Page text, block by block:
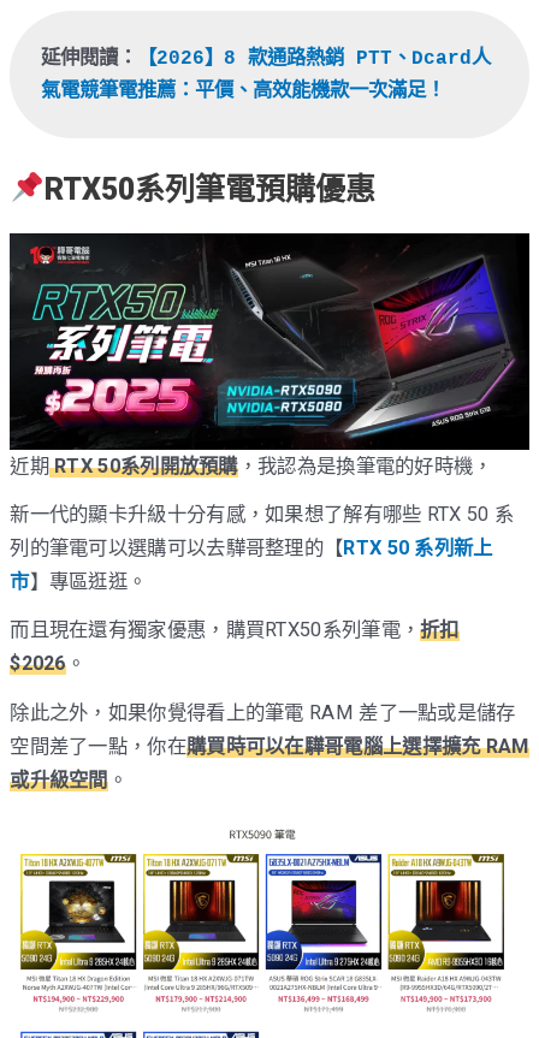
延伸閱讀：
【2026】8 款通路熱銷 PTT、Dcard人
氣電競筆電推薦：平價、高效能機款一次滿足！
RTX50系列筆電預購優惠
近期RTX 50系列開放預購，我認為是換筆電的好時機，
新一代的顯卡升級十分有感，如果想了解有哪些 RTX 50 系
列的筆電可以選購可以去驊哥整理的【 RTX 50 系列新上
市】專區逛逛。
而且現在還有獨家優惠，購買RTX50系列筆電，折扣
$2026。
除此之外，如果你覺得看上的筆電 RAM 差了一點或是儲存
空間差了一點，你在購買時可以在驊哥電腦上選擇擴充 RAM
或升級空間。